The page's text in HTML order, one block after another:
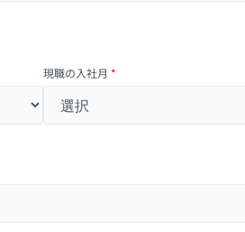
現職の入社月 *